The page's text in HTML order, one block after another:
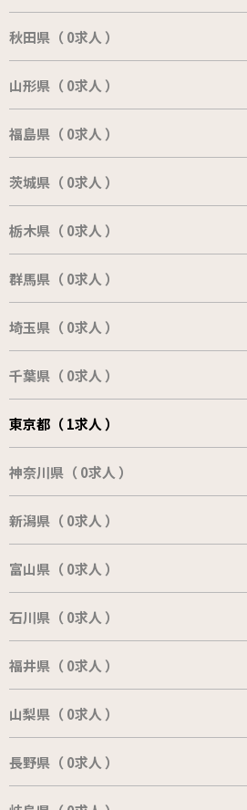
秋田県（ 0求人 ）
山形県（ 0求人 ）
福島県（ 0求人 ）
茨城県（ 0求人 ）
栃木県（ 0求人 ）
群馬県（ 0求人 ）
埼玉県（ 0求人 ）
千葉県（ 0求人 ）
東京都（ 1求人 ）
神奈川県（ 0求人 ）
新潟県（ 0求人 ）
富山県（ 0求人 ）
石川県（ 0求人 ）
福井県（ 0求人 ）
山梨県（ 0求人 ）
長野県（ 0求人 ）